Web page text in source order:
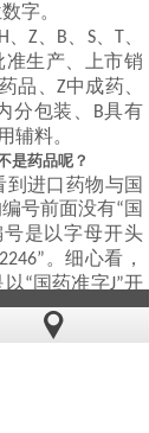
字。
H 、Z B S、 、
准生产、上市销
品、 Z中成药、
分包装、 B具有
辅料。
是药品呢？
进口药物与国
号前面没有“国
是以字母开头
。细心看，
以“国药准字J”开
口的药物成分，
进口药是有区